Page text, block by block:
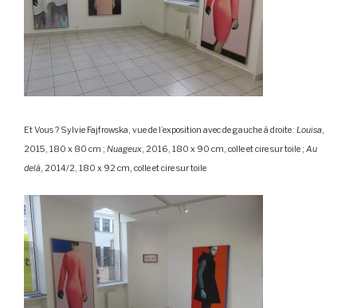
Et Vous ? Sylvie Fajfrowska, vue de l’exposition avec de gauche à droite : Louisa,
2015, 180 x 80 cm ; Nuageux, 2016, 180 x 90 cm, colle et cire sur toile ; Au
delà, 2014/2, 180 x 92 cm, colle et cire sur toile